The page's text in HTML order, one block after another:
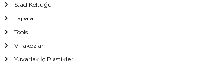
Stad Koltuğu
Tapalar
Tools
V Takozlar
Yuvarlak İç Plastikler